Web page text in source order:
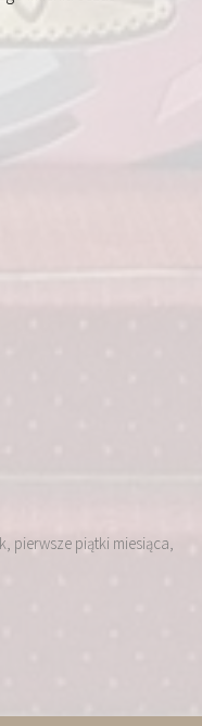
pierwsze piątki miesiąca,